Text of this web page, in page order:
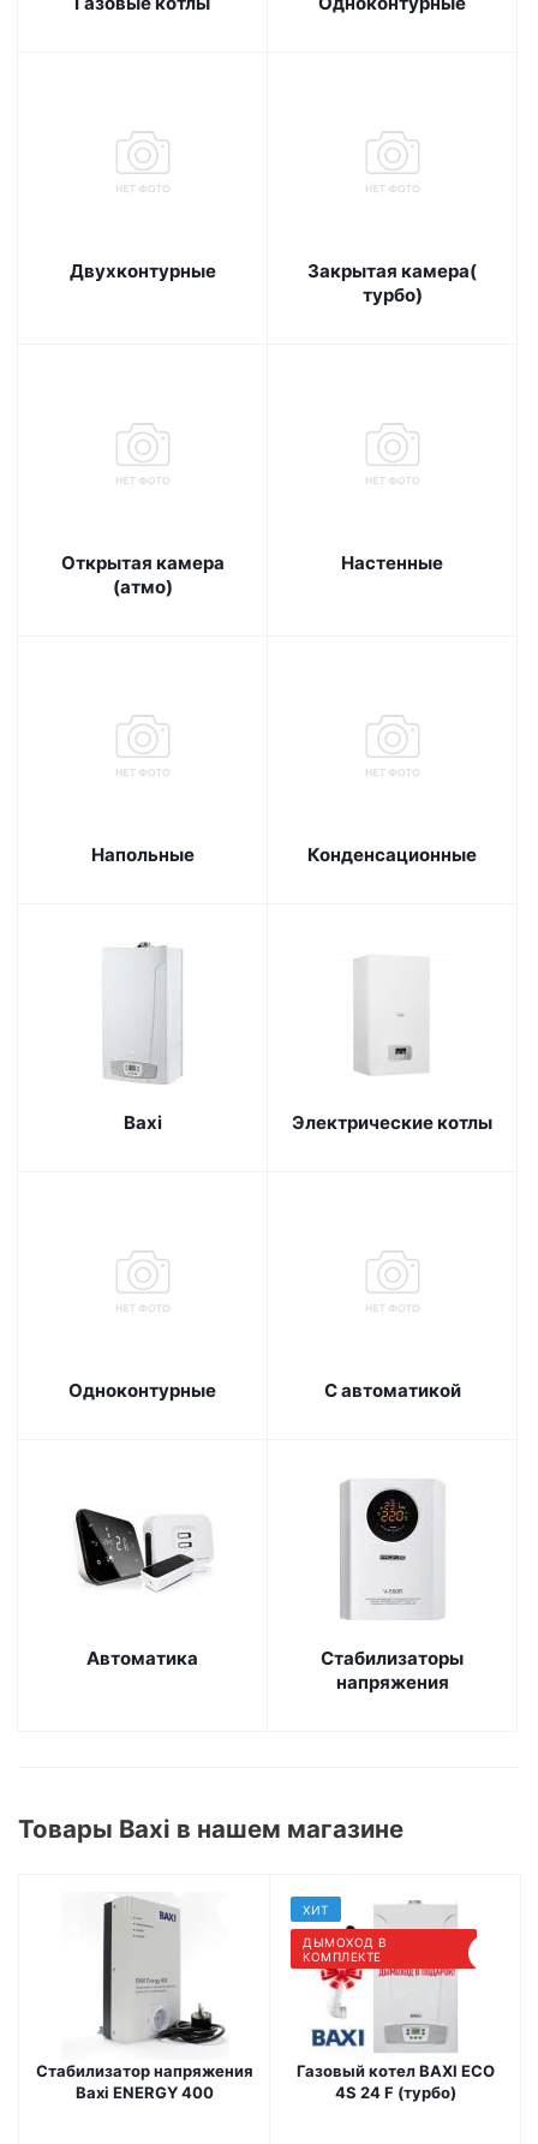
Двухконтурные
Закрытая камера(
турбо)
Открытая камера
(атмо)
Настенные
Напольные Конденсационные
Baxi Электрические котлы
Одноконтурные С автоматикой
Автоматика
Стабилизаторы
напряжения
Товары Baxi в нашем магазине
Стабилизатор напряжения
Baxi ENERGY 400
ХИТ
ДЫМОХОД В
КОМПЛЕКТЕ
Газовый котел BAXI ECO
4S 24 F (турбо)